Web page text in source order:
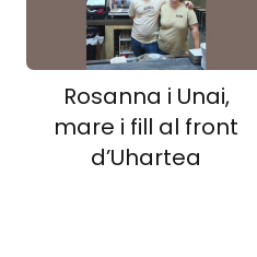
Rosanna i Unai,
mare i fill al front
d’Uhartea